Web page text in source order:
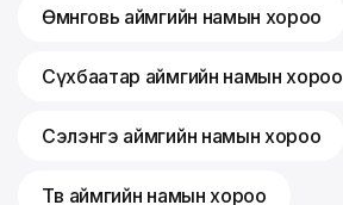
Өмнөговь аймгийн намын хороо
Сүхбаатар аймгийн намын хороо
Сэлэнгэ аймгийн намын хороо
Төв аймгийн намын хороо